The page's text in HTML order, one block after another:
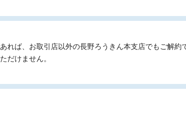
れば、お取引店以外の長野ろうきん本支店でもご解約
だけません。